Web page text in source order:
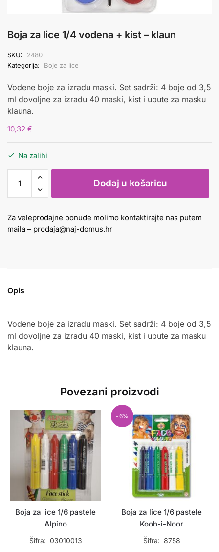
Boja za lice 1/4 vodena + kist – klaun
SKU:
2480
Kategorija:
Boje za lice
Vodene boje za izradu maski. Set sadrži: 4 boje od 3,5
ml dovoljne za izradu 40 maski, kist i upute za masku
klauna.
10,32 €
Na zalihi
lice
vodena
+
Dodaj u košaricu
Za veleprodajne ponude molimo kontaktirajte nas putem
maila – prodaja@naj-domus.hr
Opis
Vodene boje za izradu maski. Set sadrži: 4 boje od 3,5
ml dovoljne za izradu 40 maski, kist i upute za masku
klauna.
Povezani proizvodi
Boja za lice 1/6 pastele
Alpino
Šifra: 03010013
-6%
Boja za lice 1/6 pastele
Kooh-i-Noor
Šifra: 8758